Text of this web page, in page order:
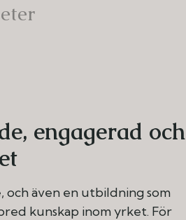
engagerad och
och även en utbildning som
kunskap inom yrket. För